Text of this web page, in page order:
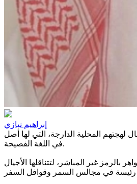
إبراهيم نيازي
المحلية الدارجة، التي لها أصل
في اللغة الفصيحة.
غير المباشر، لتتناقلها الأجيال